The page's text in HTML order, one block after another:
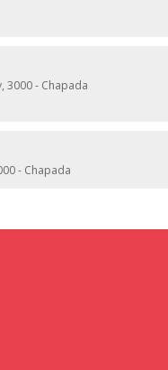
3000 - Chapada
- Chapada